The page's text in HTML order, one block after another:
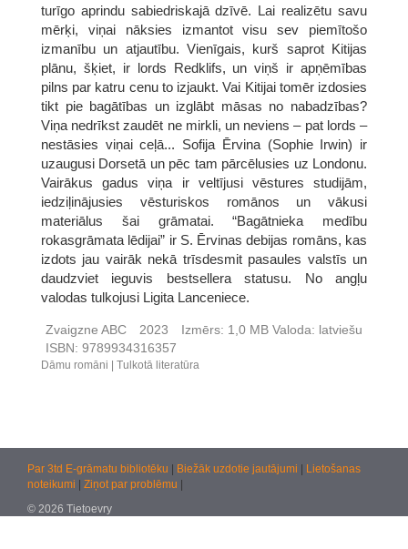
turīgo aprindu sabiedriskajā dzīvē. Lai realizētu savu
mērķi, viņai nāksies izmantot visu sev piemītošo
izmanību un atjautību. Vienīgais, kurš saprot Kitijas
plānu, šķiet, ir lords Redklifs, un viņš ir apņēmības
pilns par katru cenu to izjaukt. Vai Kitijai tomēr izdosies
tikt pie bagātības un izglābt māsas no nabadzības?
Viņa nedrīkst zaudēt ne mirkli, un neviens – pat lords –
nestāsies viņai ceļā... Sofija Ērvina (Sophie Irwin) ir
uzaugusi Dorsetā un pēc tam pārcēlusies uz Londonu.
Vairākus gadus viņa ir veltījusi vēstures studijām,
iedziļinājusies vēsturiskos romānos un vākusi
materiālus šai grāmatai. “Bagātnieka medību
rokasgrāmata lēdijai” ir S. Ērvinas debijas romāns, kas
izdots jau vairāk nekā trīsdesmit pasaules valstīs un
daudzviet ieguvis bestsellera statusu. No angļu
valodas tulkojusi Ligita Lanceniece.
Zvaigzne ABC 2023 Izmērs: 1,0 MB Valoda: latviešu
ISBN: 9789934316357
Dāmu romāni Tulkotā literatūra
Par 3td E-grāmatu bibliotēku Biežāk uzdotie jautājumi
Lietošanas
noteikumi
Ziņot par problēmu
© 2026 Tietoevry